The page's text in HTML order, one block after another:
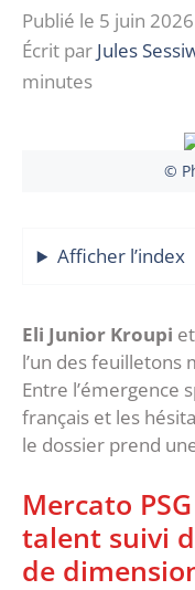
Publié le 5 juin
Écrit par Jules
minutes
©
Afficher l’index
‎Eli Junior Kroupi
l’un des feuilletons
Entre l’émergence
français et les
le dossier prend
‎Mercato
talent suivi
de